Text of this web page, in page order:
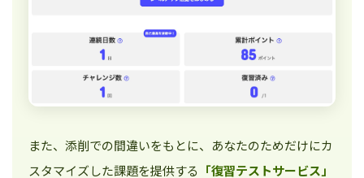
また、添削での間違いをもとに、あなたのためだけにカ
スタマイズした課題を提供する 「復習テストサービス」